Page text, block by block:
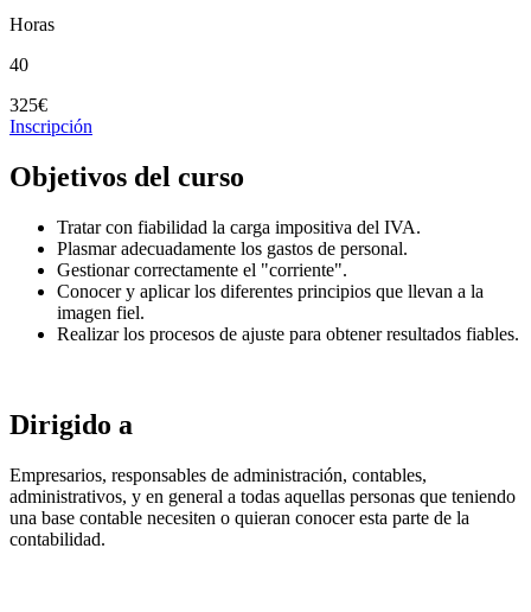
Horas
40
325€
Inscripción
Objetivos del curso
Tratar con fiabilidad la carga impositiva del IVA.
Plasmar adecuadamente los gastos de personal.
Gestionar correctamente el "corriente".
Conocer y aplicar los diferentes principios que llevan a la
imagen fiel.
Realizar los procesos de ajuste para obtener resultados fiables.
Dirigido a
Empresarios, responsables de administración, contables,
administrativos, y en general a todas aquellas personas que teniendo
una base contable necesiten o quieran conocer esta parte de la
contabilidad.